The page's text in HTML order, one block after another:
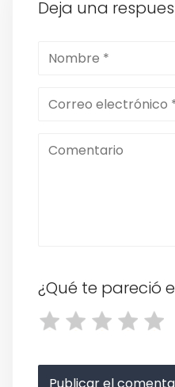
Deja una
¿Qué te pareció